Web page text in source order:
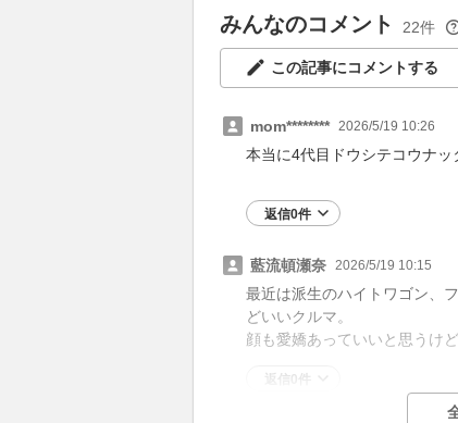
みんなのコメント 22件
この記事にコメントする
mom******** 2026/5/19 10:26
本当に4代目ドウシテコウナ
返信0件
藍流頓瀬奈 2026/5/19 10:15
最近は派生のハイトワゴン、
どいいクルマ。
顔も愛嬌あっていいと思うけ
返信0件